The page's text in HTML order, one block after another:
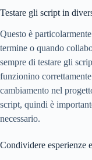
Testare gli script in
Questo è
termine o quando
sempre di testare gli
funzionino
cambiamento nel
script, quindi è
necessario.
Condividere esperienze